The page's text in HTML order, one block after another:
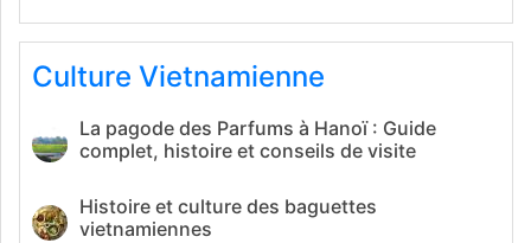
Culture Vietnamienne
La pagode des Parfums à Hanoï : Guide
complet, histoire et conseils de visite
Histoire et culture des baguettes
vietnamiennes